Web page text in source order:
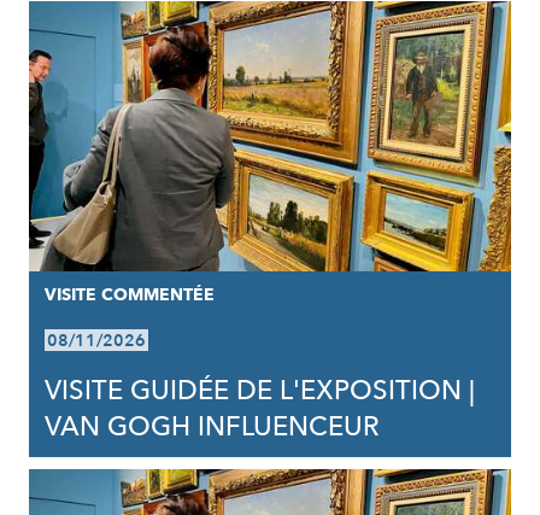
VISITE COMMENTÉE
08/11/2026
VISITE GUIDÉE DE L'EXPOSITION |
VAN GOGH INFLUENCEUR